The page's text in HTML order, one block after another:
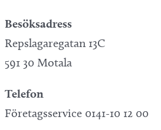
Besöksadress
Repslagaregatan 13C
591 30 Motala
Telefon
Företagsservice 0141-10 12 00